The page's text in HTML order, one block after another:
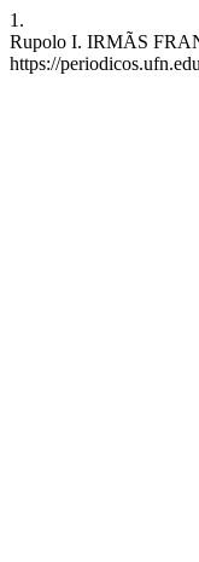
1.
Rupolo I. IRMÃS
https://